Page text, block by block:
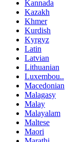
Kannada
Kazakh
Khmer
Kurdish
Kyrgyz
Latin
Latvian
Lithuanian
Luxembou..
Macedonian
Malagasy
Malay
Malayalam
Maltese
Maori